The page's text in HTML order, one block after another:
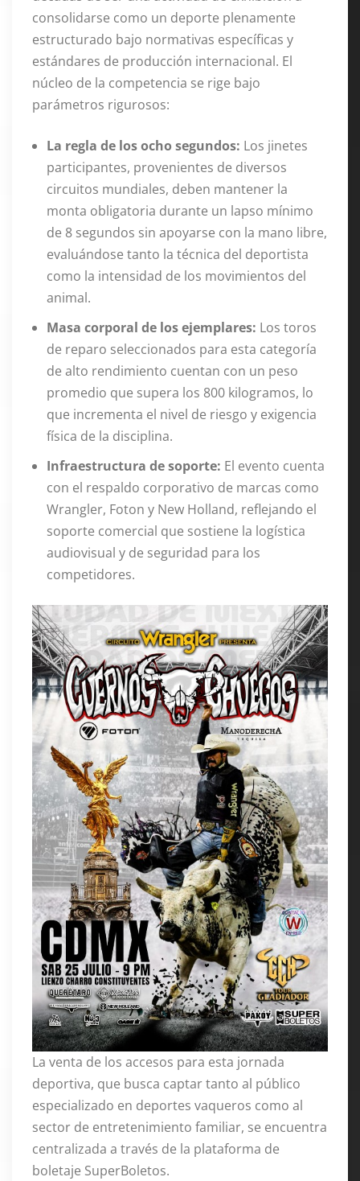
consolidarse como un deporte plenamente
estructurado bajo normativas específicas y
estándares de producción internacional. El
núcleo de la competencia se rige bajo
parámetros rigurosos:
La regla de los ocho segundos: Los jinetes
participantes, provenientes de diversos
circuitos mundiales, deben mantener la
monta obligatoria durante un lapso mínimo
de 8 segundos sin apoyarse con la mano libre,
evaluándose tanto la técnica del deportista
como la intensidad de los movimientos del
animal.
Masa corporal de los ejemplares: Los toros
de reparo seleccionados para esta categoría
de alto rendimiento cuentan con un peso
promedio que supera los 800 kilogramos, lo
que incrementa el nivel de riesgo y exigencia
física de la disciplina.
Infraestructura de soporte: El evento cuenta
con el respaldo corporativo de marcas como
Wrangler, Foton y New Holland, reflejando el
soporte comercial que sostiene la logística
audiovisual y de seguridad para los
competidores.
La venta de los accesos para esta jornada
deportiva, que busca captar tanto al público
especializado en deportes vaqueros como al
sector de entretenimiento familiar, se encuentra
centralizada a través de la plataforma de
boletaje SuperBoletos.